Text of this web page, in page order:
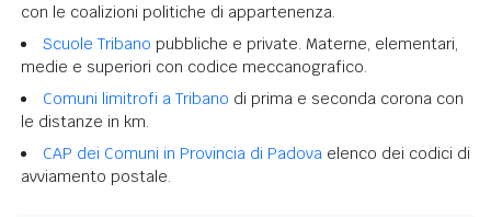
con le coalizioni politiche di appartenenza.
Scuole Tribano pubbliche e private. Materne, elementari,
medie e superiori con codice meccanografico.
Comuni limitrofi a Tribano di prima e seconda corona con
le distanze in km.
CAP dei Comuni in Provincia di Padova elenco dei codici di
avviamento postale.